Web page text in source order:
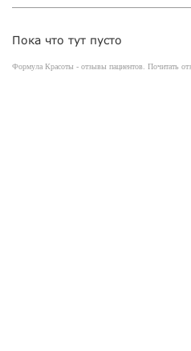
Пока что тут пусто
Формула Красоты - отзывы пациентов. Почитать